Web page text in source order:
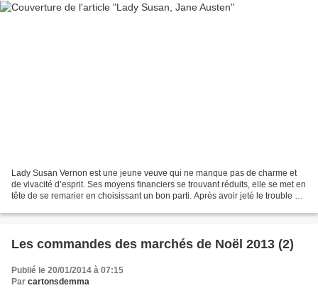
Lady Susan Vernon est une jeune veuve qui ne manque pas de charme et
de vivacité d’esprit. Ses moyens financiers se trouvant réduits, elle se met en
tête de se remarier en choisissant un bon parti. Après avoir jeté le trouble au
Les commandes des marchés de Noël 2013 (2)
Publié le 20/01/2014 à 07:15
Par cartonsdemma